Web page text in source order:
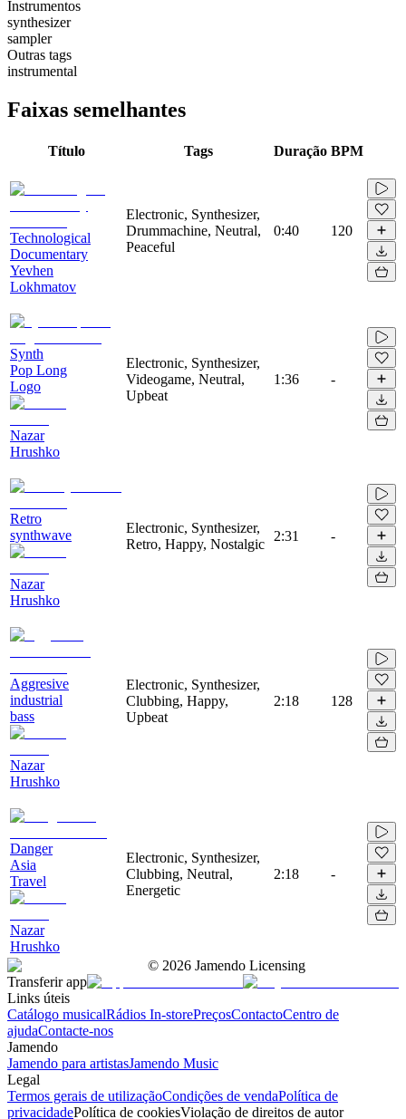
Instrumentos
synthesizer
sampler
Outras tags
instrumental
Faixas semelhantes
Título Tags Duração BPM
Technological
Documentary
Yevhen
Lokhmatov
Electronic, Synthesizer,
Drummachine, Neutral,
Peaceful
0:40 120
Synth
Pop Long
Logo
Nazar
Hrushko
Electronic, Synthesizer,
Videogame, Neutral,
Upbeat
1:36 -
Retro
synthwave
Nazar
Hrushko
Electronic, Synthesizer,
Retro, Happy, Nostalgic
2:31 -
Aggresive
industrial
bass
Nazar
Hrushko
Electronic, Synthesizer,
Clubbing, Happy,
Upbeat
2:18 128
Danger
Asia
Travel
Nazar
Hrushko
Electronic, Synthesizer,
Clubbing, Neutral,
Energetic
2:18 -
© 2026 Jamendo Licensing
Transferir app
Links úteis
Catálogo musicalRádios In-storePreçosContactoCentro de
ajudaContacte-nos
Jamendo
Jamendo para artistasJamendo Music
Legal
Termos gerais de utilizaçãoCondições de vendaPolítica de
privacidadePolítica de cookiesViolação de direitos de autor